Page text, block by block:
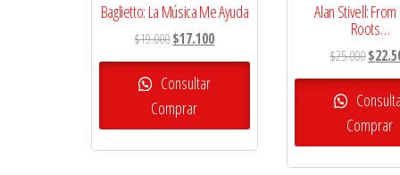
Baglietto: La Música Me Ayuda
$19.000El
precio
original
era:
$19.000.
$17.100El
precio
$17.100.
Consultar
Comprar
Alan Stivell:
Roots…
$25.000El
precio
original
era:
$25.000.
$
Comprar